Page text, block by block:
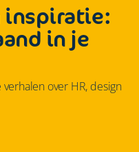
inspiratie:
in je
over HR, design